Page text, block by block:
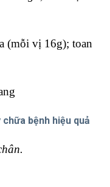
(mỗi vị 16g); toan
bệnh hiệu quả